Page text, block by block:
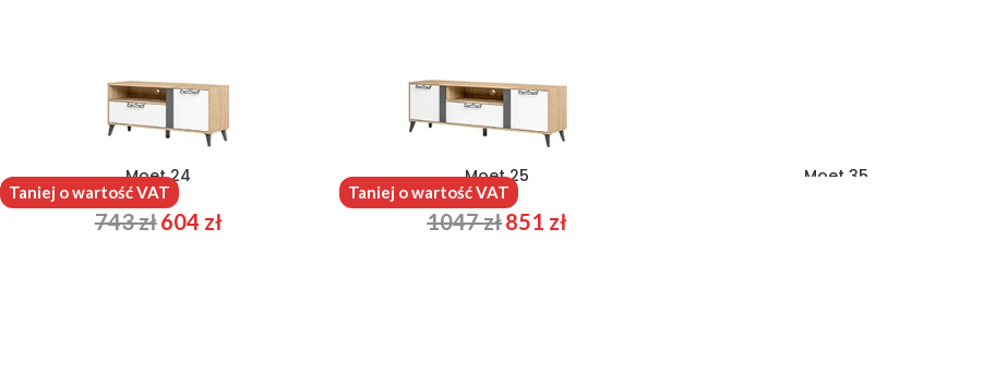
Moet 24
743zł604 zł
Moet 25
1047zł851 zł
Moet 35
Taniej o wartość VAT Taniej o wartość VAT